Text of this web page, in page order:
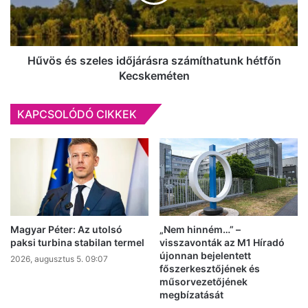
Kecskeméten
Hűvös és szeles időjárásra számíthatunk hétfőn
Kecskeméten
KAPCSOLÓDÓ CIKKEK
Magyar Péter: Az utolsó
paksi turbina stabilan termel
2026, augusztus 5. 09:07
„Nem hinném…” –
visszavonták az M1 Híradó
újonnan bejelentett
főszerkesztőjének és
műsorvezetőjének
megbízatását